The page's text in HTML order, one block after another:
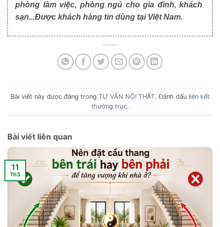
phòng làm việc, phòng ngủ cho gia đình, khách
sạn...Được khách hàng tin dùng tại Việt Nam.
Bài viết này được đăng trong TƯ VẤN NỘI THẤT. Đánh dấu liên kết
thường trực.
Bài viết liên quan
11
Th3